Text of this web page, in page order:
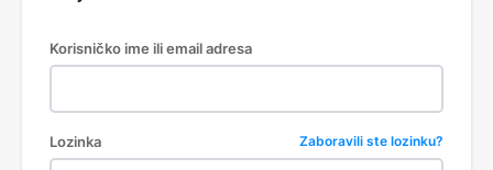
Korisničko ime ili email adresa
Lozinka Zaboravili ste lozinku?